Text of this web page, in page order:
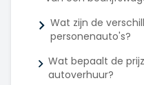
Wat zijn de
personenauto's?
Wat bepaalt de
autoverhuur?